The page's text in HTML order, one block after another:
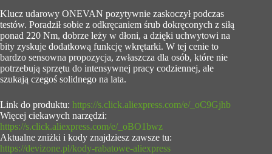
Klucz udarowy ONEVAN pozytywnie zaskoczył podczas
testów. Poradził sobie z odkręcaniem śrub dokręconych z siłą
ponad 220 Nm, dobrze leży w dłoni, a dzięki uchwytowi na
bity zyskuje dodatkową funkcję wkrętarki. W tej cenie to
bardzo sensowna propozycja, zwłaszcza dla osób, które nie
potrzebują sprzętu do intensywnej pracy codziennej, ale
szukają czegoś solidnego na lata.
Link do produktu: https://s.click.aliexpress.com/e/_oC9Gjhb
Więcej ciekawych narzędzi:
https://s.click.aliexpress.com/e/_oBO1bwz
Aktualne zniżki i kody znajdziesz zawsze tu:
https://devizone.pl/kody-rabatowe-aliexpress